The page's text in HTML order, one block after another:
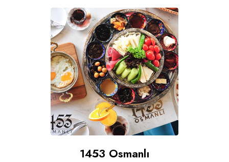
1453 Osmanlı